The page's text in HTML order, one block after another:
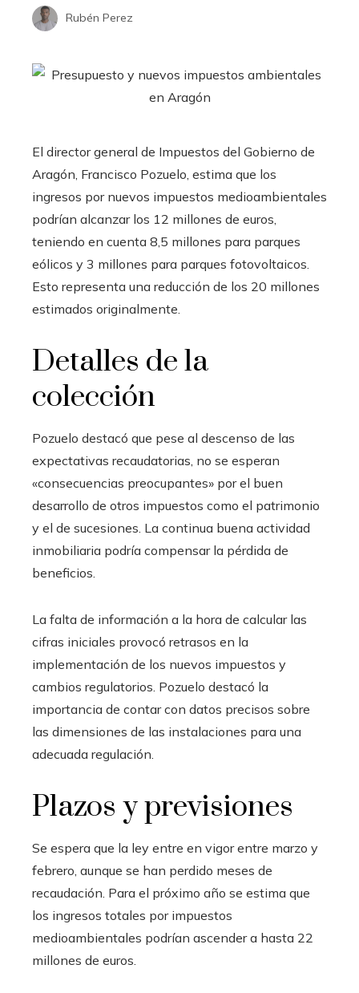
Rubén Perez
El director general de Impuestos del Gobierno de
Aragón, Francisco Pozuelo, estima que los
ingresos por nuevos impuestos medioambientales
podrían alcanzar los 12 millones de euros,
teniendo en cuenta 8,5 millones para parques
eólicos y 3 millones para parques fotovoltaicos.
Esto representa una reducción de los 20 millones
estimados originalmente.
Detalles de la
colección
Pozuelo destacó que pese al descenso de las
expectativas recaudatorias, no se esperan
«consecuencias preocupantes» por el buen
desarrollo de otros impuestos como el patrimonio
y el de sucesiones. La continua buena actividad
inmobiliaria podría compensar la pérdida de
beneficios.
La falta de información a la hora de calcular las
cifras iniciales provocó retrasos en la
implementación de los nuevos impuestos y
cambios regulatorios. Pozuelo destacó la
importancia de contar con datos precisos sobre
las dimensiones de las instalaciones para una
adecuada regulación.
Plazos y previsiones
Se espera que la ley entre en vigor entre marzo y
febrero, aunque se han perdido meses de
recaudación. Para el próximo año se estima que
los ingresos totales por impuestos
medioambientales podrían ascender a hasta 22
millones de euros.